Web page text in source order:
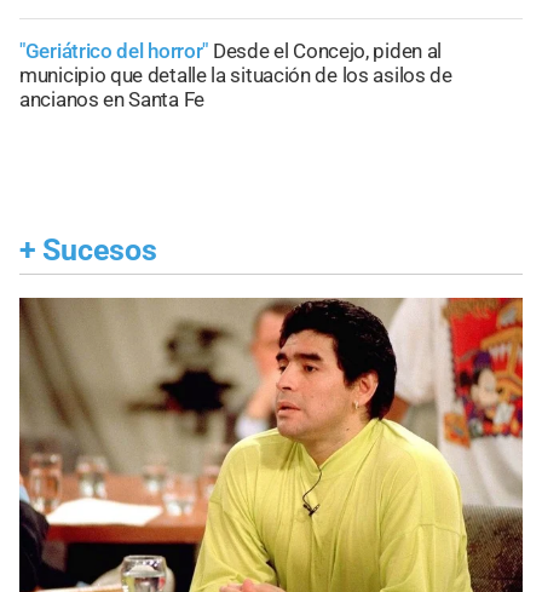
"Geriátrico del horror" Desde el Concejo, piden al
municipio que detalle la situación de los asilos de
ancianos en Santa Fe
+ Sucesos